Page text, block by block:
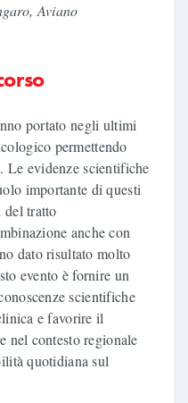
Aviano
portato negli ultimi
permettendo
Le evidenze scientifiche
importante di questi
tratto
anche con
dato risultato molto
evento è fornire un
scientifiche
e favorire il
nel contesto regionale
quotidiana sul